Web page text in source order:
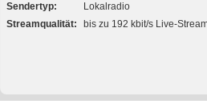
Sendertyp
Lokalradio
Streamqualität
bis zu 192 kbit/s Live-